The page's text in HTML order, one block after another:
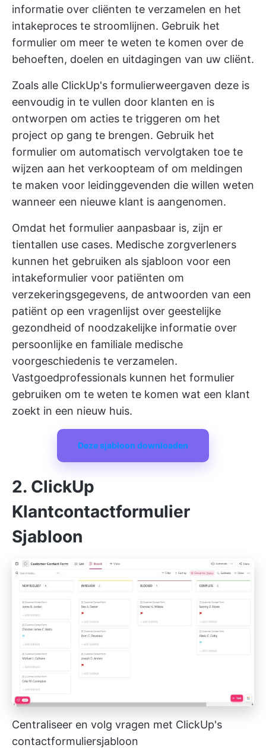
informatie over cliënten te verzamelen en het
intakeproces te stroomlijnen. Gebruik het
formulier om meer te weten te komen over de
behoeften, doelen en uitdagingen van uw cliënt.
Zoals alle ClickUp's formulierweergaven deze is
eenvoudig in te vullen door klanten en is
ontworpen om acties te triggeren om het
project op gang te brengen. Gebruik het
formulier om automatisch vervolgtaken toe te
wijzen aan het verkoopteam of om meldingen
te maken voor leidinggevenden die willen weten
wanneer een nieuwe klant is aangenomen.
Omdat het formulier aanpasbaar is, zijn er
tientallen use cases. Medische zorgverleners
kunnen het gebruiken als sjabloon voor een
intakeformulier voor patiënten om
verzekeringsgegevens, de antwoorden van een
patiënt op een vragenlijst over geestelijke
gezondheid of noodzakelijke informatie over
persoonlijke en familiale medische
voorgeschiedenis te verzamelen.
Vastgoedprofessionals kunnen het formulier
gebruiken om te weten te komen wat een klant
zoekt in een nieuw huis.
Deze sjabloon downloaden
2. ClickUp
Klantcontactformulier
Sjabloon
Centraliseer en volg vragen met ClickUp's
contactformuliersjabloon